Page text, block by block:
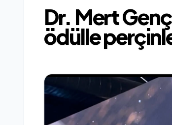
Dr. Mert
ödülle